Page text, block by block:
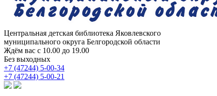
Центральная детская библиотека Яковлевского
муниципального округа Белгородской области
Ждём вас с 10.00 до 19.00
Без выходных
+7 (47244) 5-00-34
+7 (47244) 5-00-21